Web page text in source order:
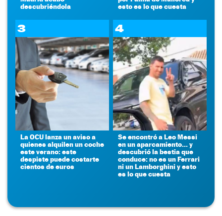
descubriéndola
esto es lo que cuesta
3
La OCU lanza un aviso a
quienes alquilen un coche
este verano: este
despiste puede costarte
cientos de euros
4
Se encontró a Leo Messi
en un aparcamiento... y
descubrió la bestia que
conduce: no es un Ferrari
ni un Lamborghini y esto
es lo que cuesta